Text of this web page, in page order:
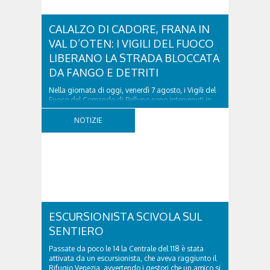
CALALZO DI CADORE, FRANA IN
VAL D’OTEN: I VIGILI DEL FUOCO
LIBERANO LA STRADA BLOCCATA
DA FANGO E DETRITI
Nella giornata di oggi, venerdì 7 agosto, i Vigili del
Fuoco del Comando di Belluno sono intervenuti in
località Diassa, in Val d’Oten, nel comune di Calalzo
di Cadore, per liberare una strada rimasta bloccata
NOTIZIE
ESCURSIONISTA SCIVOLA SUL
SENTIERO
Passate da poco le 14 la Centrale del 118 è stata
attivata da un escursionista, che aveva raggiunto il
Rifugio Venezia, avvertendo i gestori che un amico si